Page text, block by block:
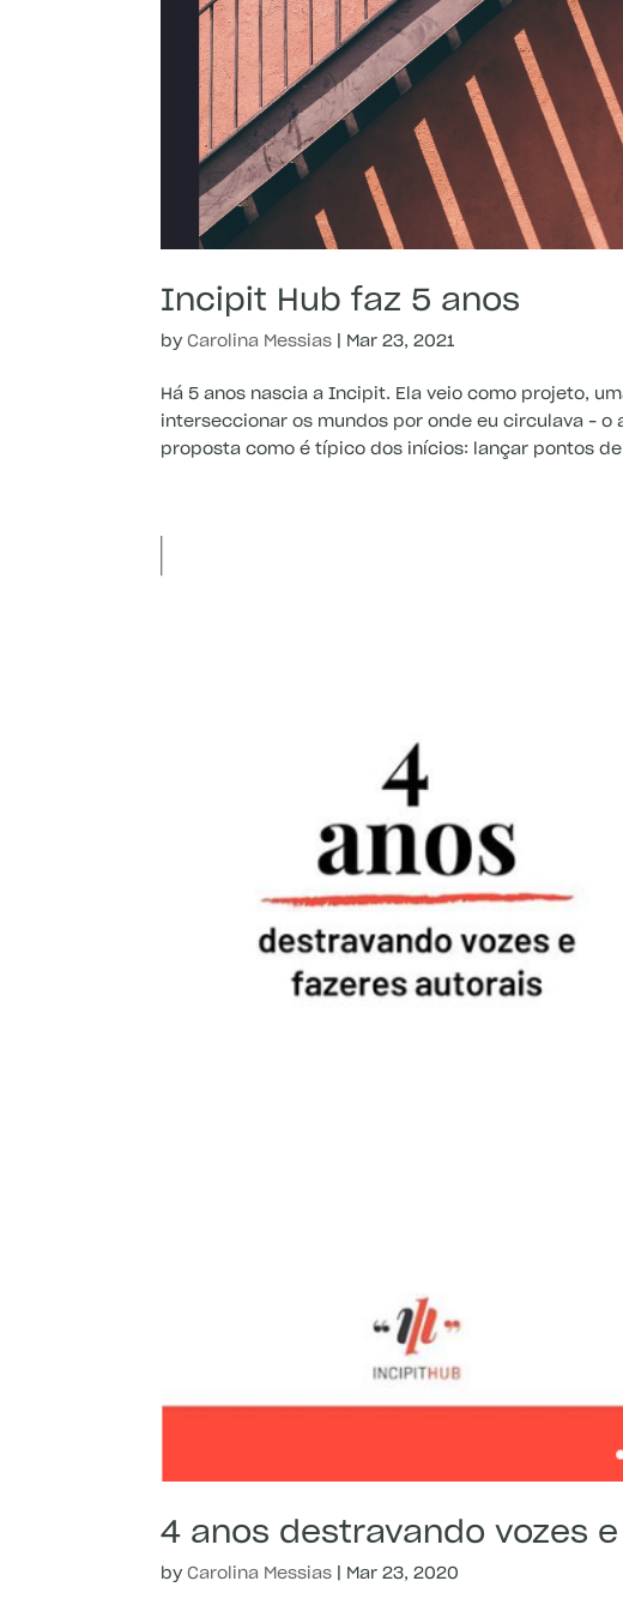
Incipit Hub faz 5 anos
byCarolina Messias Mar 23, 2021
Há 5 anos nascia a Incipit. Ela veio como projeto,
interseccionar os mundos por onde eu circulava –
proposta como é típico dos inícios: lançar pontos
4 anos destravando vozes
byCarolina Messias Mar 23, 2020